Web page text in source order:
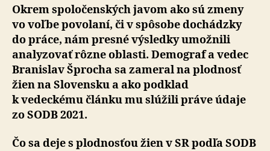
Okrem spoločenských javom ako sú zmeny
vo voľbe povolaní, či v spôsobe dochádzky
do práce, nám presné výsledky umožnili
analyzovať rôzne oblasti. Demograf a vedec
Branislav Šprocha sa zameral na plodnosť
žien na Slovensku a ako podklad
k vedeckému článku mu slúžili práve údaje
zo SODB 2021.
Čo sa deje s plodnosťou žien v SR podľa SODB